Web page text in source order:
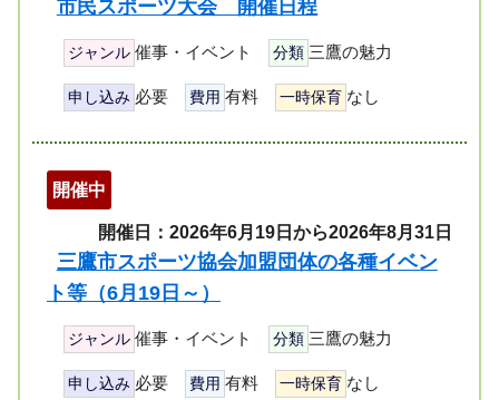
市民スポーツ大会 開催日程
ジャンル 催事・イベント 分類 三鷹の魅力
申し込み 必要 費用 有料 一時保育 なし
開催中
開催日：2026年6月19日から2026年8月31日
三鷹市スポーツ協会加盟団体の各種イベン
ト等（6月19日～）
ジャンル 催事・イベント 分類 三鷹の魅力
申し込み 必要 費用 有料 一時保育 なし